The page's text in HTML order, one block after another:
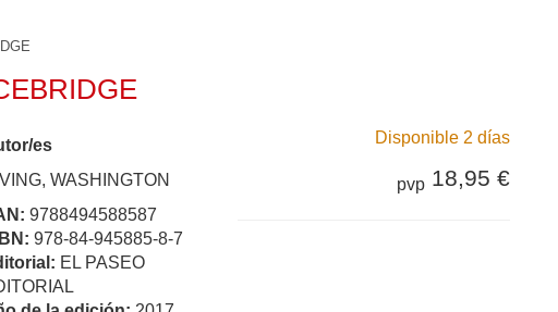
es
WASHINGTON
9788494588587
978-84-945885-8-7
EL PASEO
Disponible 2 días
pvp 18,95 €